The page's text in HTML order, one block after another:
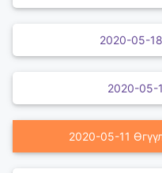
2020-05-
2020-05-
2020-05-11